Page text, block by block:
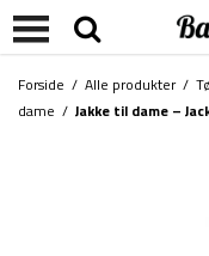
Forside / Alle produkter/
dame / Jakke til dame –